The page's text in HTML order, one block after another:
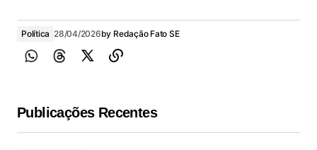
Política 28/04/2026by Redação Fato SE
Publicações Recentes